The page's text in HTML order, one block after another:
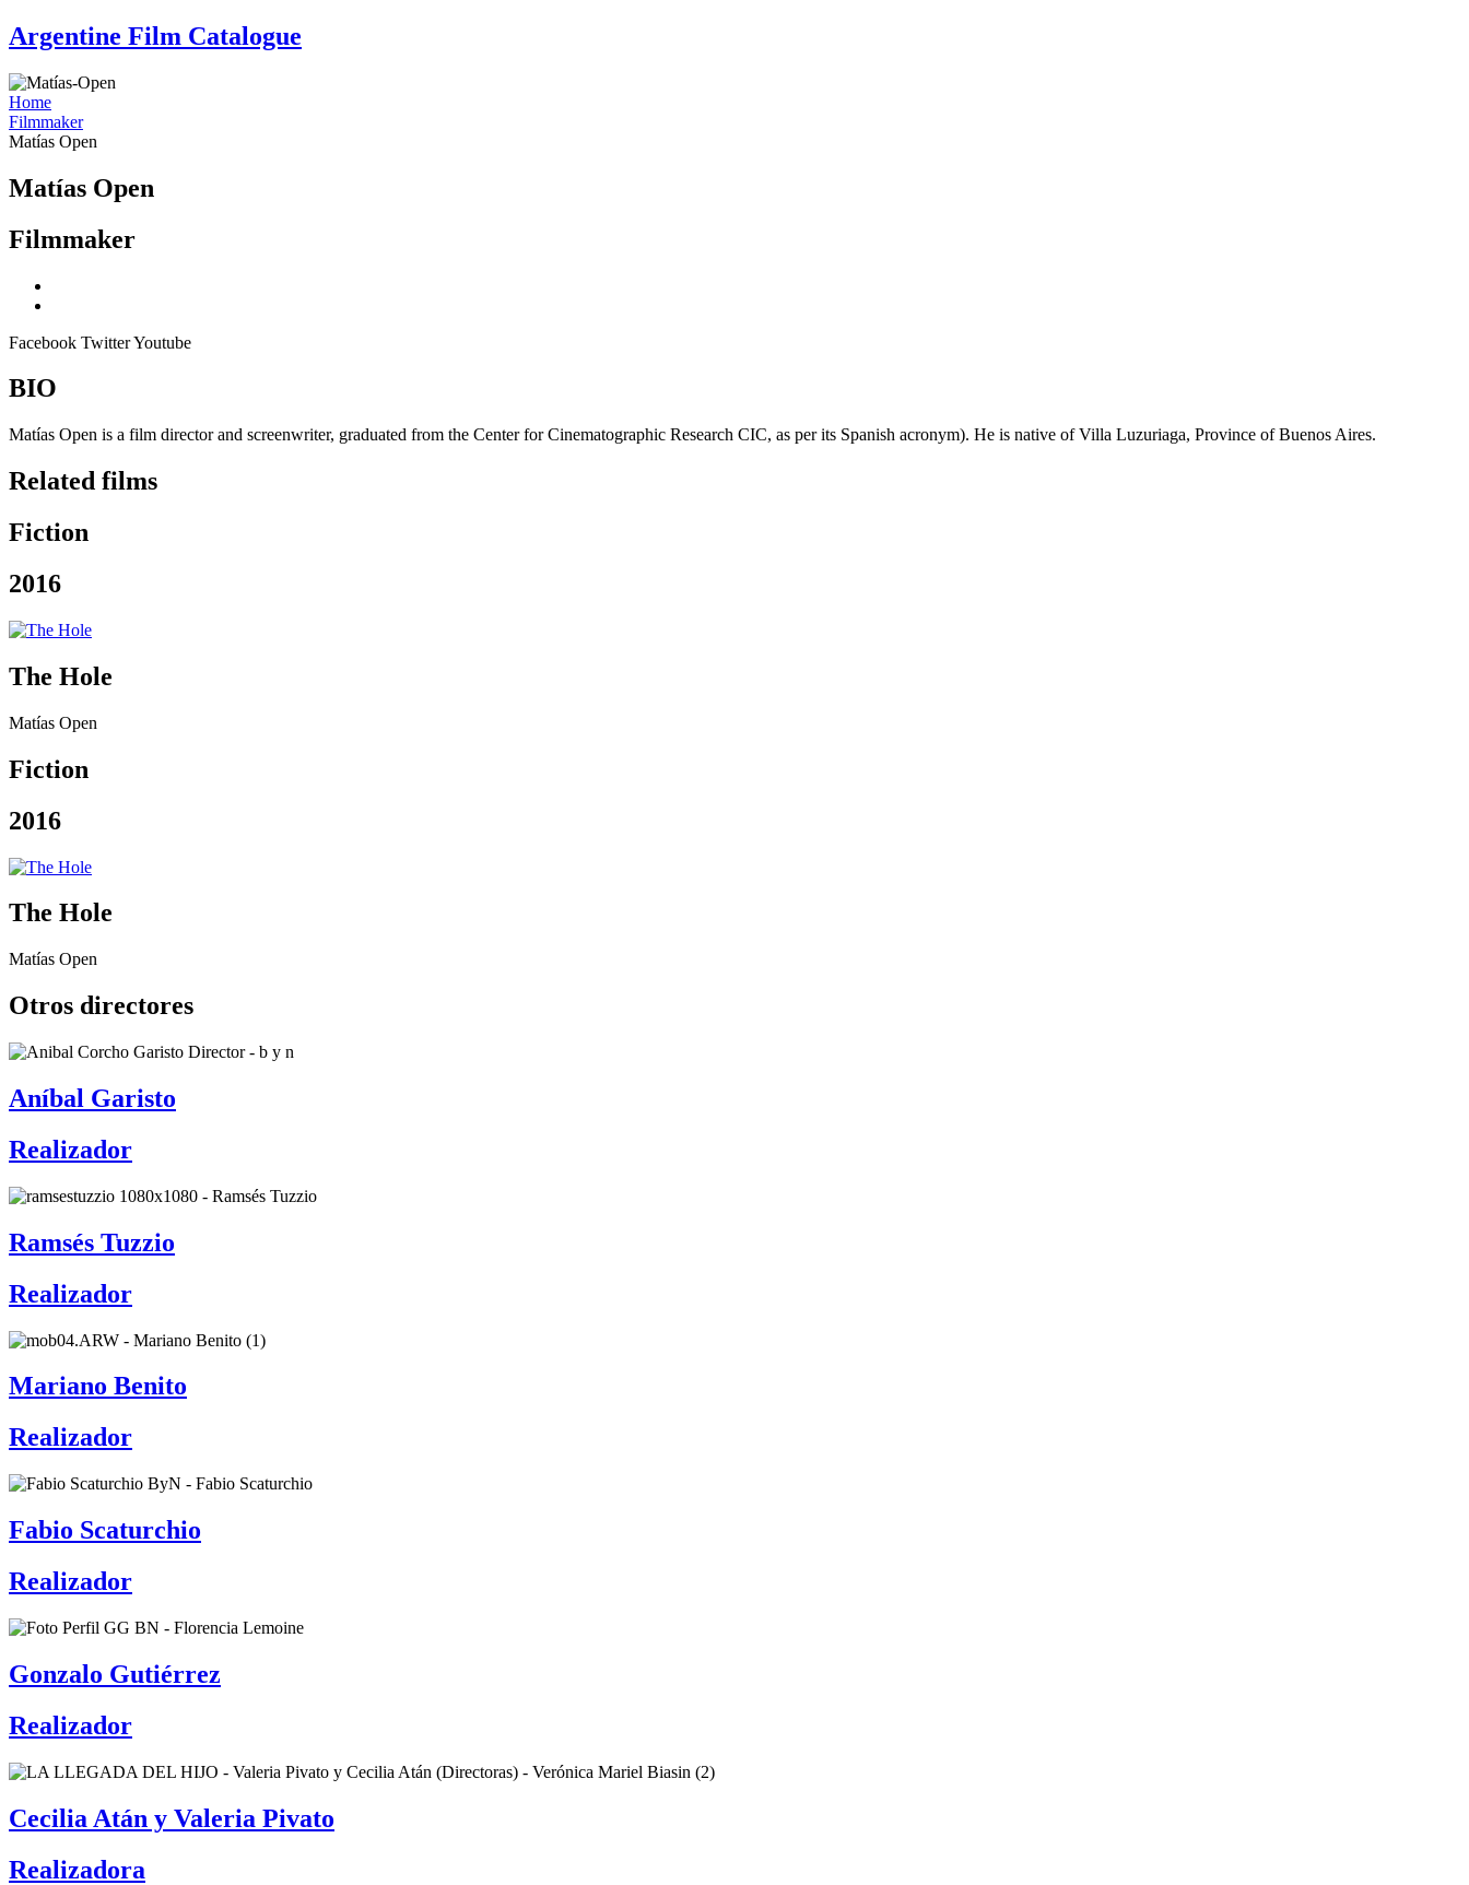
Skip
to
content
Argentine Film Catalogue
Home
Filmmaker
Matías Open
Matías Open
Filmmaker
Facebook TwitterYoutube
BIO
Matías Open is a film director and screenwriter, graduated from the Center for Cinematographic Research CIC, as per its Spanish acronym). He is native of Villa Luzuriaga, Province of Buenos Aires.
Related films
Fiction
2016
The Hole
Matías Open
Fiction
2016
The Hole
Matías Open
Otros directores
Aníbal Garisto
Realizador
Ramsés Tuzzio
Realizador
Mariano Benito
Realizador
Fabio Scaturchio
Realizador
Gonzalo Gutiérrez
Realizador
Cecilia Atán y Valeria Pivato
Realizadora